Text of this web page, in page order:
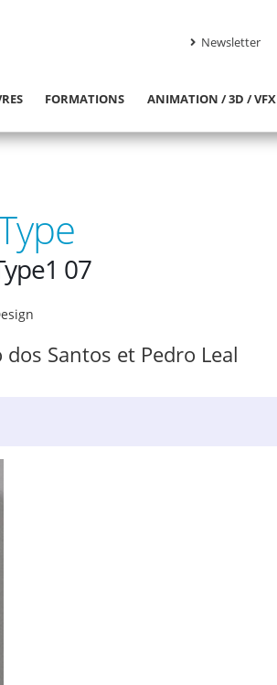
Newsletter
FORMATIONS ANIMATION / 3D / VFX
07
Santos et Pedro Leal